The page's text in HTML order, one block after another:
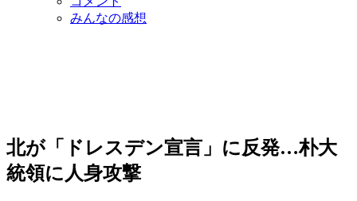
みんなの感想
北が「ドレスデン宣言」に反発…朴大
統領に人身攻撃